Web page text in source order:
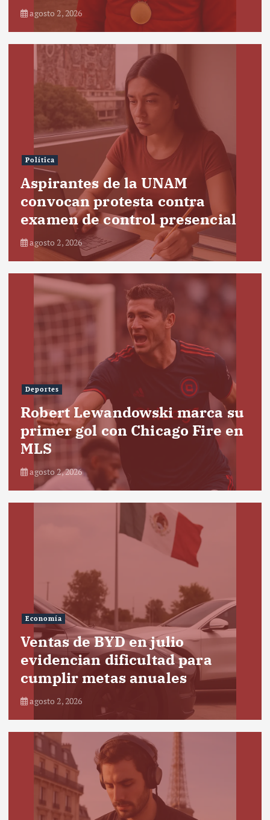
agosto 2, 2026
Política
Aspirantes de la UNAM
convocan protesta contra
examen de control presencial
agosto 2, 2026
Deportes
Robert Lewandowski marca su
primer gol con Chicago Fire en
MLS
agosto 2, 2026
Economía
Ventas de BYD en julio
evidencian dificultad para
cumplir metas anuales
agosto 2, 2026